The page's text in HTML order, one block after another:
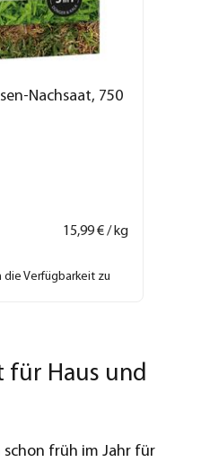
Nachsaat, 750
15,99€ / kg
die Verfügbarkeit zu
für Haus und
schon früh im Jahr für